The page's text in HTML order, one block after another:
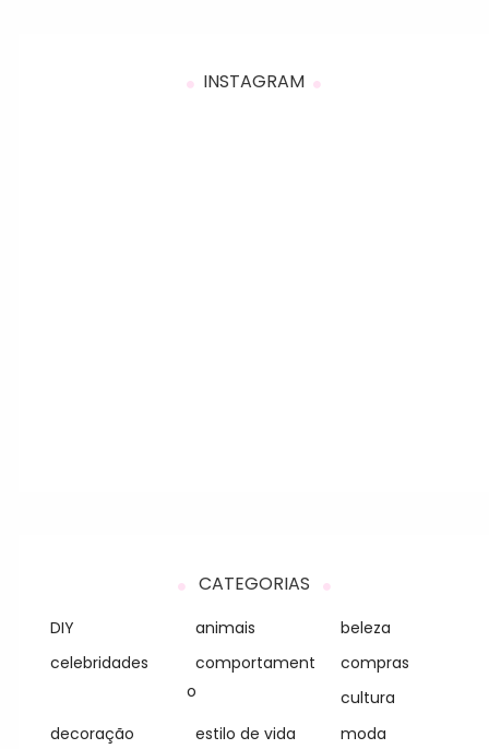
INSTAGRAM
CATEGORIAS
DIY animais
beleza
celebridades
comportament
o
compras
cultura
decoração
estilo de vida
moda